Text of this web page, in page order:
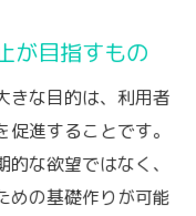
たらす安心感
談所での活動を
るポジティブな
が目指すもの
きな目的は、利用者
進することです。
な欲望ではなく、
めの基礎作りが可能